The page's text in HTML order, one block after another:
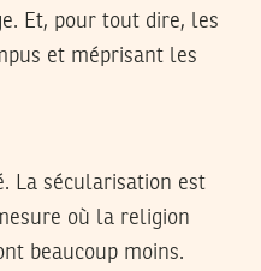
Et, pour tout dire, les
et méprisant les
La sécularisation est
où la religion
beaucoup moins.